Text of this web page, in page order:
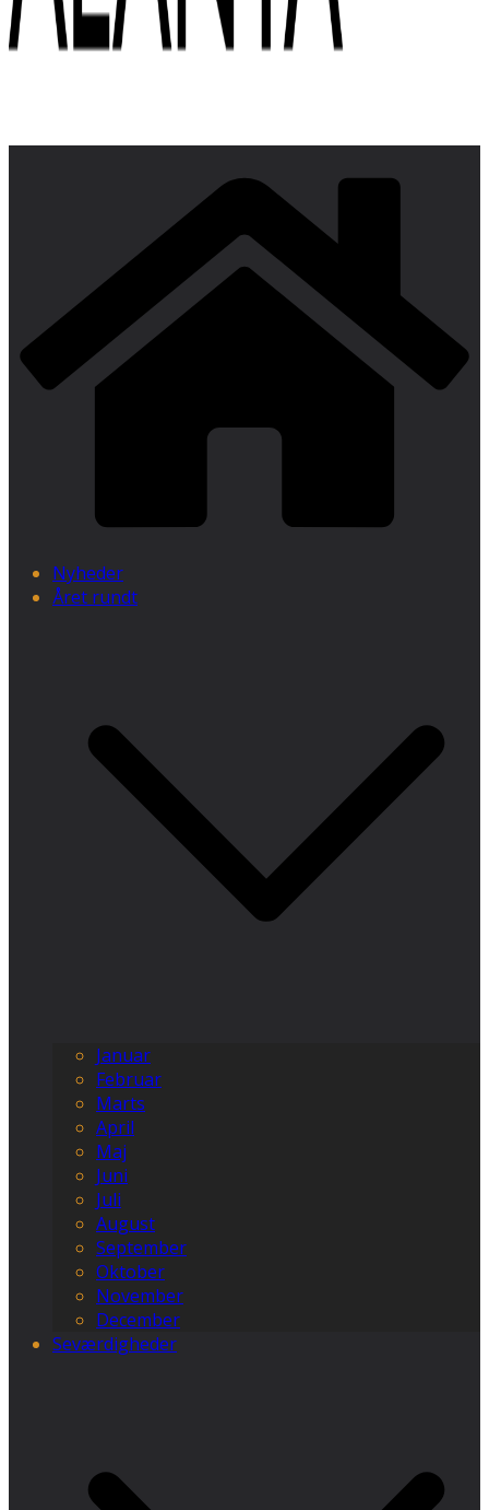
Nyheder
Året rundt
Januar
Februar
Marts
April
Maj
Juni
Juli
August
September
Oktober
November
December
Seværdigheder